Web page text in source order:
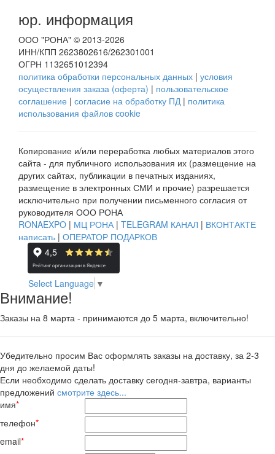
юр. информация
ООО "РОНА" © 2013-2026
ИНН/КПП 2623802616/262301001
ОГРН 1132651012394
политика обработки персональных данных | условия
осуществления заказа (оферта) | пользовательское
соглашение | согласие на обработку ПД| политика
использования файлов cookie
Копирование и/или переработка любых материалов этого
сайта - для публичного использования их (размещение на
других сайтах, публикации в печатных изданиях,
размещение в электронных СМИ и прочие) разрешается
исключительно при получении письменного согласия от
руководителя ООО РОНА
RONAEXPO | МЦ РОНА| TELEGRAM КАНАЛ | ВКОНТАКТЕ
написать | ОПЕРАТОР ПОДАРКОВ
Select Language ▼
Внимание!
Заказы на 8 марта - принимаются до 5 марта, включительно!
Убедительно просим Вас оформлять заказы на доставку, за 2-3
дня до желаемой даты!
Если необходимо сделать доставку сегодня-завтра, варианты
предложений смотрите здесь...
имя*
телефон*
email*